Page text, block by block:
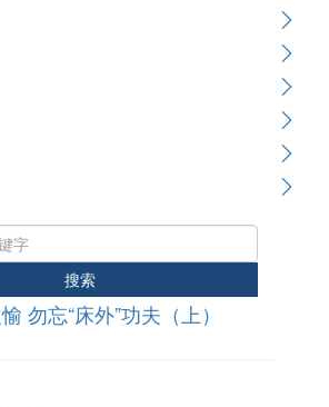
搜索
勿忘“床外”功夫（上）